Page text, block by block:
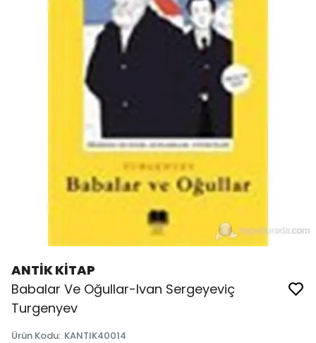
ANTİK KİTAP
Babalar Ve Oğullar-Ivan Sergeyeviç
Turgenyev
Ürün Kodu: KANTIK40014